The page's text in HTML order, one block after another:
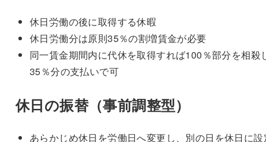
休日労働の後に取得する休暇
休日労働分は原則35％の割増賃金が必要
同一賃金期間内に代休を取得すれば100％部分を相殺
35％分の支払いで可
休日の振替（事前調整型）
あらかじめ休日を労働日へ変更し、別の日を休日に設